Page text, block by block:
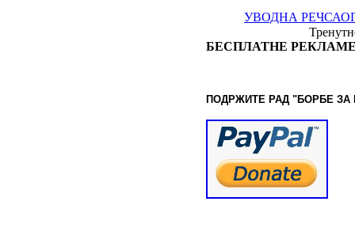
УВОДНА РЕЧ
БЕСПЛАТНЕ
ПОДРЖИТЕ РАД "БОРБЕ ЗА